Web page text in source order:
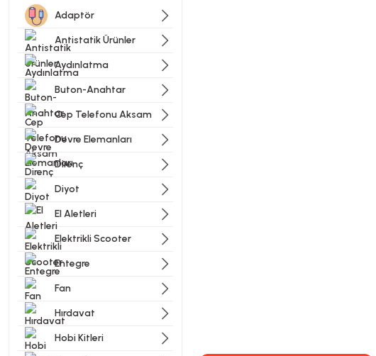
Adaptör
Antistatik Ürünler
Aydınlatma
Buton-Anahtar
Cep Telefonu Aksam
Devre Elemanları
Direnç
Diyot
El Aletleri
Elektrikli Scooter
Entegre
Fan
Hırdavat
Hobi Kitleri